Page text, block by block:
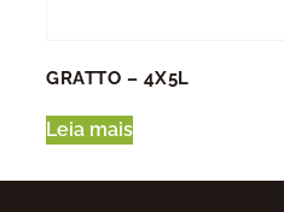
GRATTO – 4X5L
Leia mais